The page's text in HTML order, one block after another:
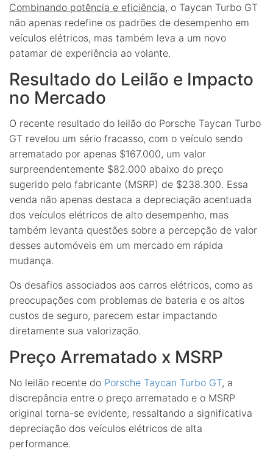
Combinando potência e eficiência, o Taycan Turbo GT
não apenas redefine os padrões de desempenho em
veículos elétricos, mas também leva a um novo
patamar de experiência ao volante.
Resultado do Leilão e Impacto
no Mercado
O recente resultado do leilão do Porsche Taycan Turbo
GT revelou um sério fracasso, com o veículo sendo
arrematado por apenas $167.000, um valor
surpreendentemente $82.000 abaixo do preço
sugerido pelo fabricante (MSRP) de $238.300. Essa
venda não apenas destaca a depreciação acentuada
dos veículos elétricos de alto desempenho, mas
também levanta questões sobre a percepção de valor
desses automóveis em um mercado em rápida
mudança.
Os desafios associados aos carros elétricos, como as
preocupações com problemas de bateria e os altos
custos de seguro, parecem estar impactando
diretamente sua valorização.
Preço Arrematado x MSRP
No leilão recente do Porsche Taycan Turbo GT, a
discrepância entre o preço arrematado e o MSRP
original torna-se evidente, ressaltando a significativa
depreciação dos veículos elétricos de alta
performance.